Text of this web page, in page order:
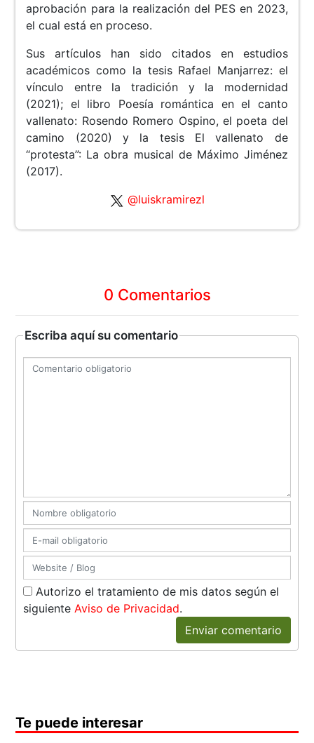
aprobación para la realización del PES en 2023,
el cual está en proceso.
Sus artículos han sido citados en estudios
académicos como la tesis Rafael Manjarrez: el
vínculo entre la tradición y la modernidad
(2021); el libro Poesía romántica en el canto
vallenato: Rosendo Romero Ospino, el poeta del
camino (2020) y la tesis El vallenato de
“protesta”: La obra musical de Máximo Jiménez
(2017).
@luiskramirezl
0 Comentarios
Escriba aquí su comentario
Autorizo el tratamiento de mis datos según el
siguienteAviso de Privacidad.
Enviar comentario
Te puede interesar